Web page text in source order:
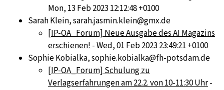
Mon, 13 Feb 2023 12:12:48 +0100
Sarah Klein, sarah.jasmin.klein@gmx.de
[IP-OA_Forum] Neue Ausgabe des AI Magazins
erschienen! - Wed, 01 Feb 2023 23:49:21 +0100
Sophie Kobialka, sophie.kobialka@fh-potsdam.de
[IP-OA_Forum] Schulung zu
Verlagserfahrungen am 22.2. von 10-11:30 Uhr-